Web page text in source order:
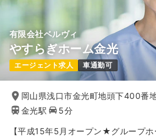
有限会社ベルヴィ
やすらぎホーム金光
エージェント求人 車通勤可
岡山県浅口市金光町地頭下400番
金光駅
5分
【平成15年5月オープン★グループ